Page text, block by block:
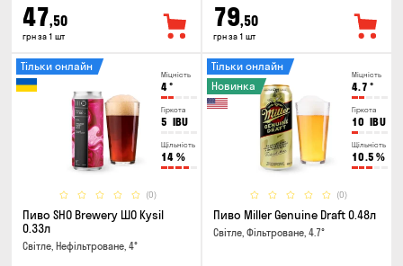
47,50
грн за 1 шт
79,50
грн за 1 шт
Міцність
4°
Гіркота
5 IBU
Щільність
14 %
(0)
Тільки онлайн
Пиво SHO Brewery ШО Kysil
0.33л
Світле, Нефільтроване, 4°
Міцність
4.7 °
Гіркота
10 IBU
Щільність
10.5 %
(0)
Тільки онлайн
Новинка
Пиво Miller Genuine Draft 0.48л
Світле, Фільтроване, 4.7°